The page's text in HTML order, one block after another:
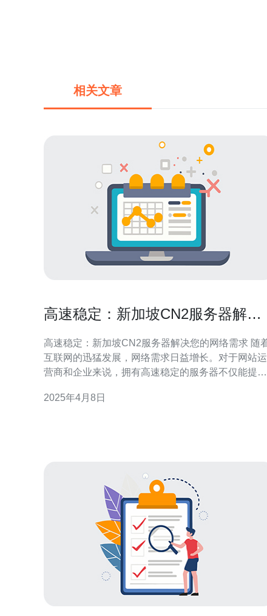
相关文章
高速稳定：新加坡CN2服务器解决
高速稳定：新加坡CN2服务器解决您的网络需求 随着
互联网的迅猛发展，网络需求日益增长。对于网站运
营商和企业来说，拥有高速稳定的服务器不仅能提升
CN2服务器作为一种高速稳定的选择，可以满足各类
2025年4月8日